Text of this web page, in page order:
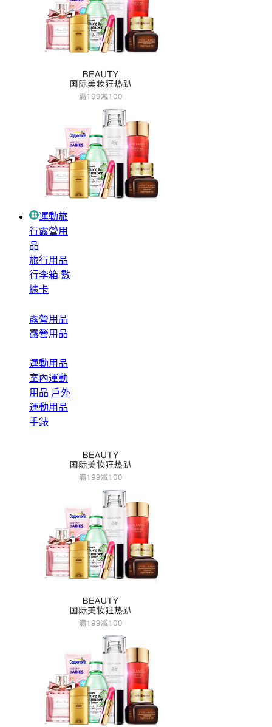
運動旅
行露營用
品
旅行用品
行李箱 數
據卡
露營用品
露營用品
運動用品
室內運動
用品 戶外
運動用品
手錶